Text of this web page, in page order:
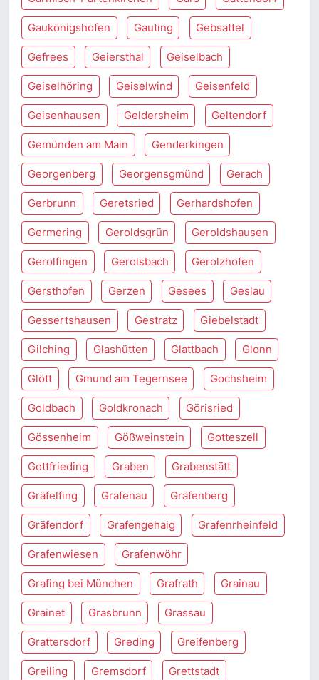
Gaukönigshofen Gauting Gebsattel
Gefrees Geiersthal Geiselbach
Geiselhöring Geiselwind Geisenfeld
Geisenhausen Geldersheim Geltendorf
Gemünden am Main Genderkingen
Georgenberg Georgensgmünd Gerach
Gerbrunn Geretsried Gerhardshofen
Germering Geroldsgrün Geroldshausen
Gerolfingen Gerolsbach Gerolzhofen
Gersthofen Gerzen Gesees Geslau
Gessertshausen Gestratz Giebelstadt
Gilching Glashütten Glattbach Glonn
Glött Gmund am Tegernsee Gochsheim
Goldbach Goldkronach Görisried
Gössenheim Gößweinstein Gotteszell
Gottfrieding Graben Grabenstätt
Gräfelfing Grafenau Gräfenberg
Gräfendorf Grafengehaig Grafenrheinfeld
Grafenwiesen Grafenwöhr
Grafing bei München Grafrath Grainau
Grainet Grasbrunn Grassau
Grattersdorf Greding Greifenberg
Greiling Gremsdorf Grettstadt